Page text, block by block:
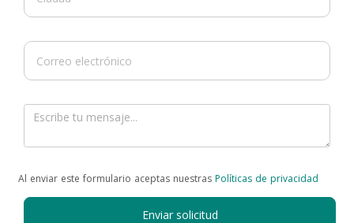
Al enviar este formulario aceptas nuestras Políticas de privacidad
Enviar solicitud